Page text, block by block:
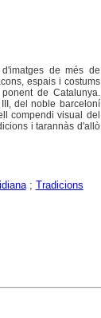
de més de
espais i costums
de Catalunya.
del noble barceloní
compendi visual del
i tarannàs d'allò
; Tradicions